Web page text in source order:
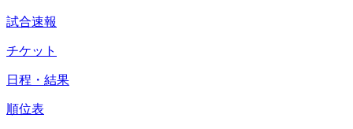
試合速報
チケット
日程・結果
順位表